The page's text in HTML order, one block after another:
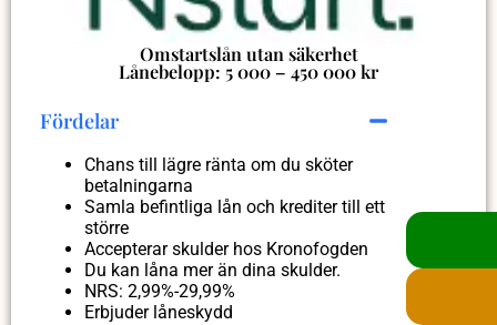
Omstartslån utan säkerhet
Lånebelopp: 5 000 – 450 000 kr
Fördelar
Chans till lägre ränta om du sköter
betalningarna
Samla befintliga lån och krediter till ett
större
Accepterar skulder hos Kronofogden
Du kan låna mer än dina skulder.
NRS: 2,99%-29,99%
Erbjuder låneskydd